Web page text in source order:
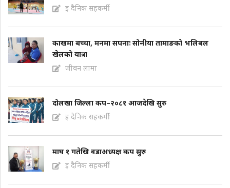
इ दैनिक सहकर्मी
काखमा बच्चा, मनमा सपनाः सोनीया तामाङको भलिबल
खेलको यात्रा
जीवन लामा
दोलखा जिल्ला कप–२०८१ आजदेखि सुरु
इ दैनिक सहकर्मी
माघ १ गतेखि वडाअध्यक्ष कप सुरु
इ दैनिक सहकर्मी